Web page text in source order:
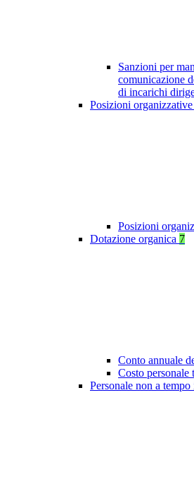
Sanzioni per
comunicazione
di incarichi
Posizioni organizzative
Posizioni
Dotazione organica 7
Conto annuale
Costo personale
Personale non a